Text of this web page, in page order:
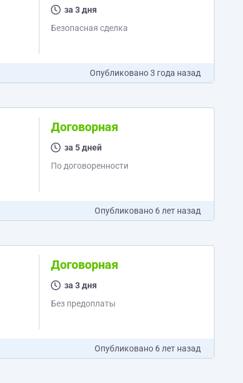
за 3 дня
Безопасная сделка
Опубликовано3 года назад
Договорная
за 5 дней
По договоренности
Опубликовано 6 лет назад
Договорная
за 3 дня
Без предоплаты
Опубликовано 6 лет назад